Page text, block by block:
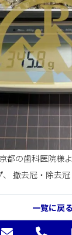
都の歯科医院様
撤去冠・除去冠
一覧に戻る